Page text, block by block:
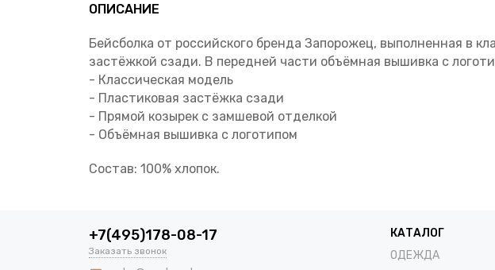
ОПИСАНИЕ
Бейсболка от российского бренда Запорожец, выполненная в
застёжкой сзади. В передней части объёмная вышивка с
- Классическая модель
- Пластиковая застёжка сзади
- Прямой козырек с замшевой отделкой
- Объёмная вышивка с логотипом
Состав: 100% хлопок.
+7(495)178-08-17
Заказать звонок
КАТАЛОГ
ОДЕЖДА